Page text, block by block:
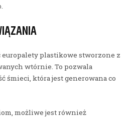
europalety plastikowe stworzone z
wtórnie. To pozwala
śmieci, która jest generowana co
możliwe jest również